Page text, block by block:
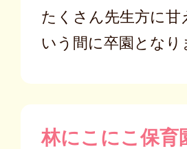
たくさん先生方に
いう間に卒園となり
林にこにこ保育